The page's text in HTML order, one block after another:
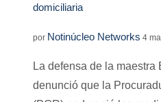
domiciliaria
por Notinúcleo Networks 4
La defensa de la maestra
denunció que la